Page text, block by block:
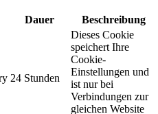
Dauer Beschreibung
24 Stunden
Dieses Cookie
speichert Ihre
Cookie-
Einstellungen und
ist nur bei
Verbindungen zur
gleichen Website